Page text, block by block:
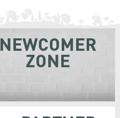
NEWCOMER
ZONE